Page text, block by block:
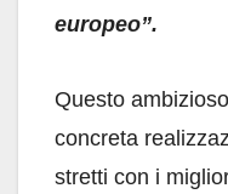
europeo”.
Questo
concreta
stretti con i